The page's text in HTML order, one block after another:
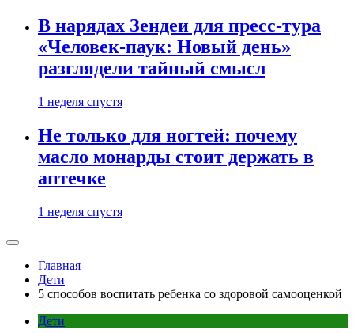
В нарядах Зендеи для пресс-тура
«Человек-паук: Новый день»
разглядели тайный смысл
1 неделя спустя
Не только для ногтей: почему
масло монарды стоит держать в
аптечке
1 неделя спустя
Главная
Дети
5 способов воспитать ребенка со здоровой самооценкой
Дети